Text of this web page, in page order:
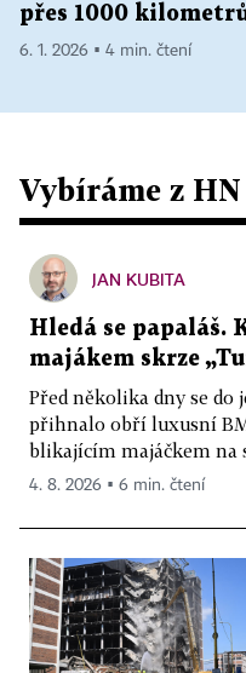
přes 1000
6. 1. 2026 ▪ 4 min. čtení
Vybíráme z HN
JAN KUBITA
Hledá se papaláš.
majákem skrze
Před několika dny se do
přihnalo obří luxusní
blikajícím majáčkem na
4. 8. 2026 ▪ 6 min. čtení